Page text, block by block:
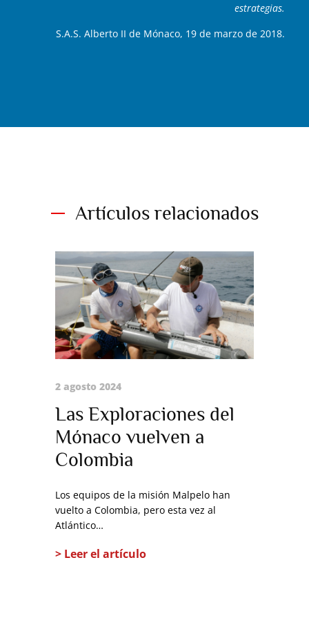
estrategias.
S.A.S. Alberto II de Mónaco, 19 de marzo de 2018.
Artículos relacionados
2 agosto 2024
Las Exploraciones del
Mónaco vuelven a
Colombia
Los equipos de la misión Malpelo han
vuelto a Colombia, pero esta vez al
Atlántico…
Leer el artículo